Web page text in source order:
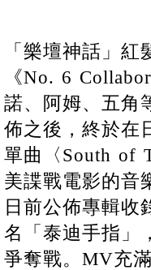
「樂壇神話」
《No. 6
諾、阿姆、五角
佈之後，終於在
單曲〈South of
美諜戰電影的音
日前公佈專輯收
名「泰迪手指」
爭奪戰。MV充